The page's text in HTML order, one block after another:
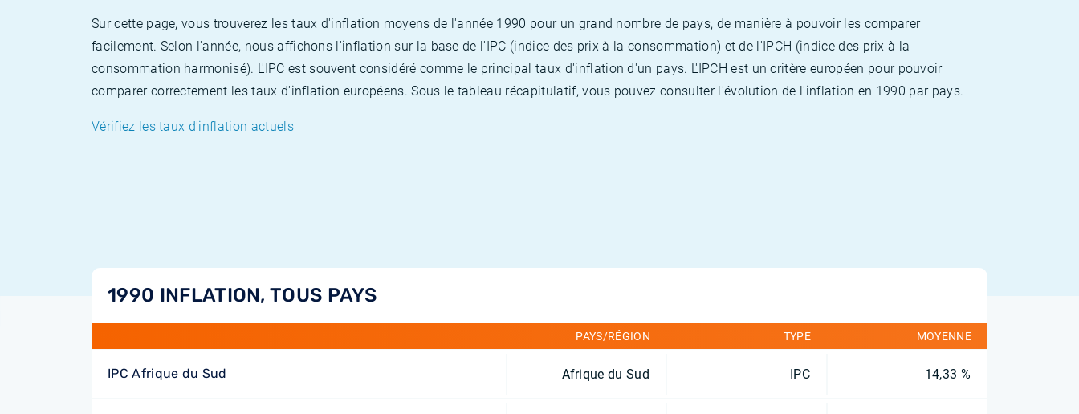
Sur cette page, vous trouverez les taux d'inflation moyens de l'année 1990 pour un grand nombre de pays, de manière à pouvoir les comparer
facilement. Selon l'année, nous affichons l'inflation sur la base de l'IPC (indice des prix à la consommation) et de l'IPCH (indice des prix à la
consommation harmonisé). L'IPC est souvent considéré comme le principal taux d'inflation d'un pays. L'IPCH est un critère européen pour pouvoir
comparer correctement les taux d'inflation européens. Sous le tableau récapitulatif, vous pouvez consulter l'évolution de l'inflation en 1990 par pays.
Vérifiez les taux d'inflation actuels
1990 INFLATION, TOUS PAYS
PAYS/RÉGION TYPE MOYENNE
IPC Afrique du Sud Afrique du Sud IPC 14,33 %